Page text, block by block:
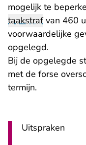
mogelijk te
taakstrafvan 460
voorwaardelijke
opgelegd.
Bij de opgelegde
met de forse
termijn.
Uitspraken